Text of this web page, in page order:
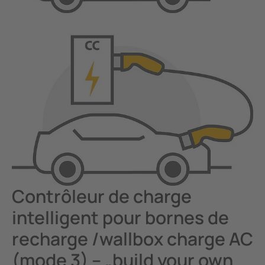
Industrie minière
Contrôleur de charge
intelligent pour bornes de
recharge /wallbox charge AC
(mode 3) – „build your own